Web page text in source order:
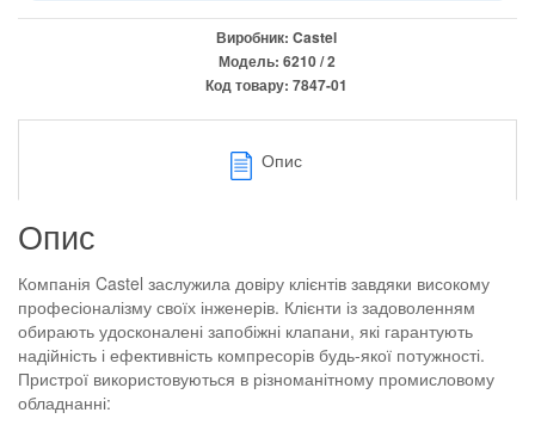
Виробник: Castel
Модель: 6210 / 2
Код товару: 7847-01
Опис
Опис
Компанія Castel заслужила довіру клієнтів завдяки високому
професіоналізму своїх інженерів. Клієнти із задоволенням
обирають удосконалені запобіжні клапани, які гарантують
надійність і ефективність компресорів будь-якої потужності.
Пристрої використовуються в різноманітному промисловому
обладнанні: